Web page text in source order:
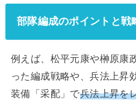
部隊編成のポイントと戦
例えば、松平元康や榊原康
った編成戦略や、兵法上昇
装備「采配」で兵法上昇を